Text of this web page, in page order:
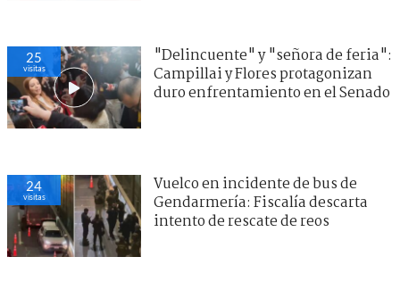
25
visitas
"Delincuente" y "señora de feria":
Campillai y Flores protagonizan
duro enfrentamiento en el Senado
24
visitas
Vuelco en incidente de bus de
Gendarmería: Fiscalía descarta
intento de rescate de reos